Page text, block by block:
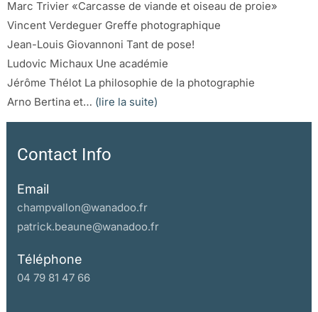
Marc Trivier «Carcasse de viande et oiseau de proie»
Vincent Verdeguer Greffe photographique
Jean-Louis Giovannoni Tant de pose!
Ludovic Michaux Une académie
Jérôme Thélot La philosophie de la photographie
Arno Bertina et… (lire la suite)
Contact Info
Email
champvallon@wanadoo.fr
patrick.beaune@wanadoo.fr
Téléphone
04 79 81 47 66